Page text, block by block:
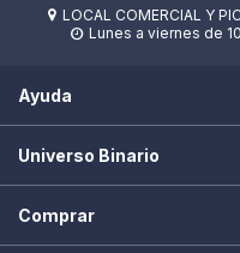
 LOCAL COMERCIAL Y
 Lunes a viernes de
Ayuda
Universo Binario
Comprar